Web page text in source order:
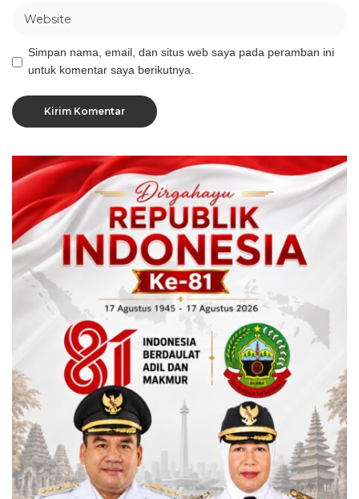
Simpan nama, email, dan situs web saya pada peramban ini
untuk komentar saya berikutnya.